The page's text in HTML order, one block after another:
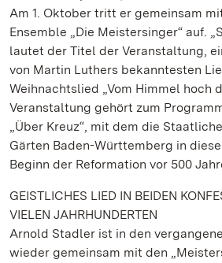
Am 1. Oktober tritt er gemeinsam
Ensemble „Die Meistersinger“ auf.
lautet der Titel der Veranstaltung,
von Martin Luthers bekanntesten
Weihnachtslied „Vom Himmel hoch
Veranstaltung gehört zum
„Über Kreuz“, mit dem die
Gärten Baden-Württemberg in
Beginn der Reformation vor 500
GEISTLICHES LIED IN BEIDEN
VIELEN JAHRHUNDERTEN
Arnold Stadler ist in den
wieder gemeinsam mit den